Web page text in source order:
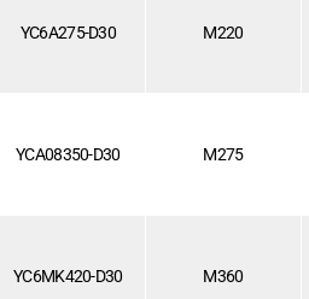
YC6A275-D30 M220
YCA08350-D30 M275
YC6MK420-D30 M360